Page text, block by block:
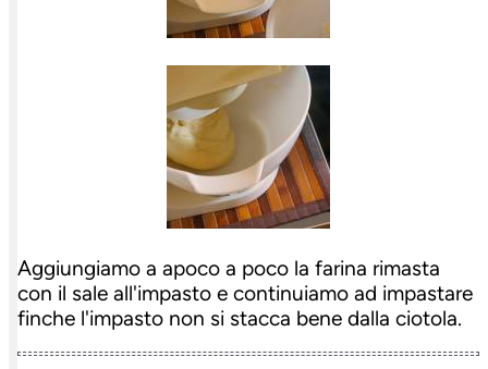
Aggiungiamo a apoco a poco la farina rimasta
con il sale all'impasto e continuiamo ad impastare
finche l'impasto non si stacca bene dalla ciotola.